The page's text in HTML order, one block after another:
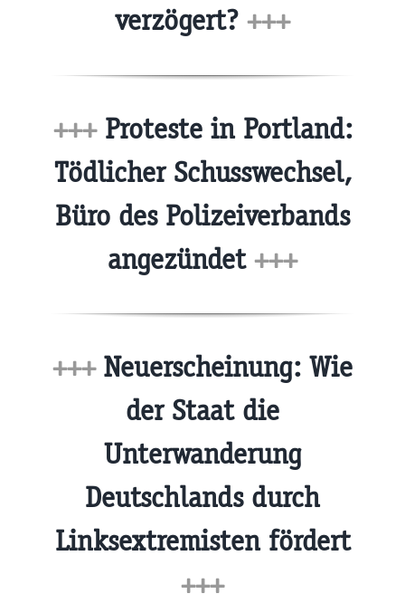
verzögert? +++
+++Proteste in Portland:
Tödlicher Schusswechsel,
Büro des Polizeiverbands
angezündet +++
+++Neuerscheinung: Wie
der Staat die
Unterwanderung
Deutschlands durch
Linksextremisten fördert
+++